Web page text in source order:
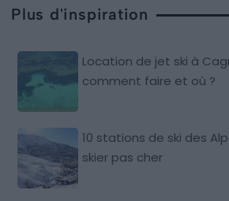
Plus d'inspiration
Location de jet ski à
comment faire et où ?
10 stations de ski des
skier pas cher